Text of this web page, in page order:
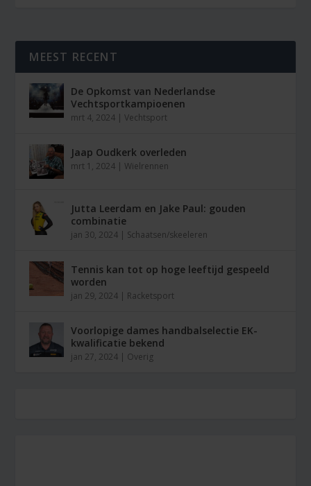
MEEST RECENT
De Opkomst van Nederlandse
Vechtsportkampioenen
mrt 4, 2024 |Vechtsport
Jaap Oudkerk overleden
mrt 1, 2024 | Wielrennen
Jutta Leerdam en Jake Paul: gouden
combinatie
jan 30, 2024 | Schaatsen/skeeleren
Tennis kan tot op hoge leeftijd gespeeld
worden
jan 29, 2024 | Racketsport
Voorlopige dames handbalselectie EK-
kwalificatie bekend
jan 27, 2024 | Overig